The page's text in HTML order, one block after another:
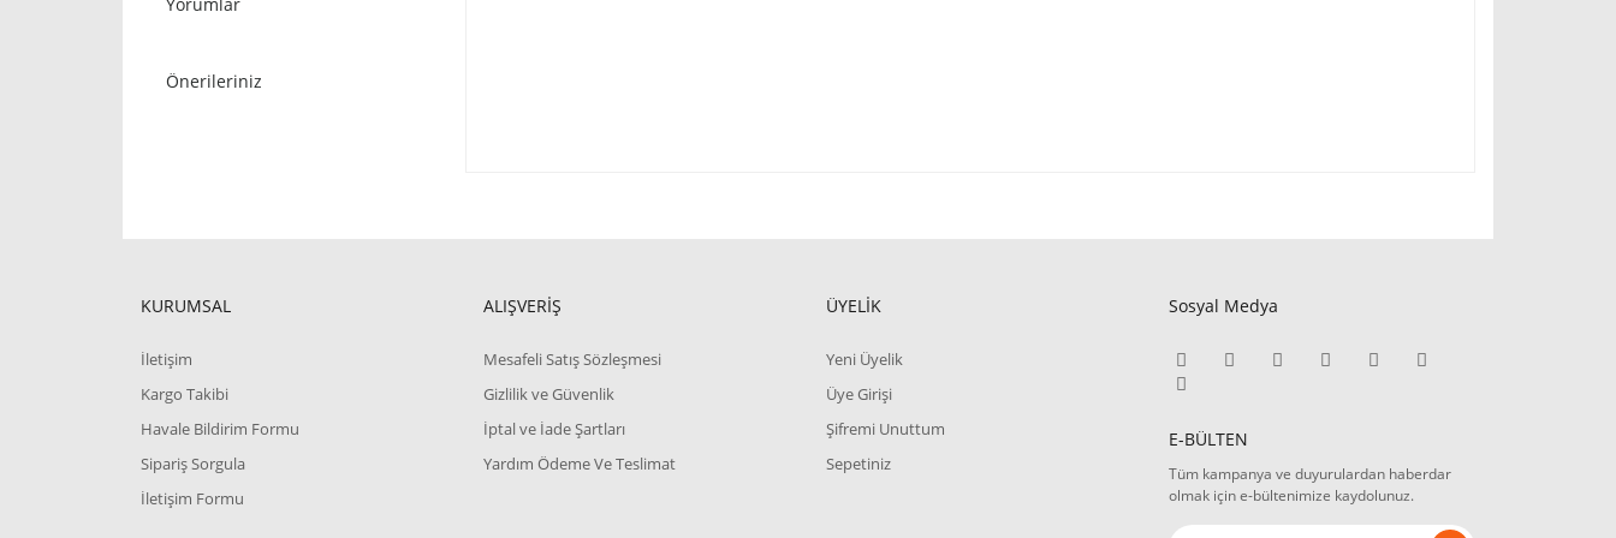
Önerileriniz
KURUMSAL
İletişim
Kargo Takibi
Havale Bildirim Formu
Sipariş Sorgula
İletişim Formu
ALIŞVERİŞ
Mesafeli Satış Sözleşmesi
Gizlilik ve Güvenlik
İptal ve İade Şartları
Yardım Ödeme Ve Teslimat
ÜYELİK
Yeni Üyelik
Üye Girişi
Şifremi Unuttum
Sepetiniz
Sosyal Medya
E-BÜLTEN
Tüm kampanya ve duyurulardan haberdar
olmak için e-bültenimize kaydolunuz.